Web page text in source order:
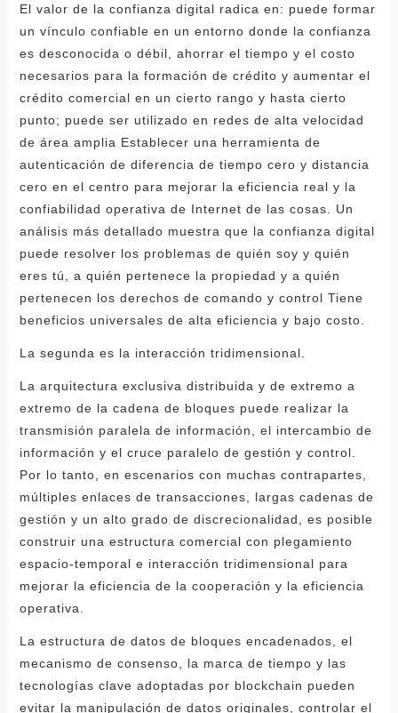
El valor de la confianza digital radica en: puede formar
un vínculo confiable en un entorno donde la confianza
es desconocida o débil, ahorrar el tiempo y el costo
necesarios para la formación de crédito y aumentar el
crédito comercial en un cierto rango y hasta cierto
punto; puede ser utilizado en redes de alta velocidad
de área amplia Establecer una herramienta de
autenticación de diferencia de tiempo cero y distancia
cero en el centro para mejorar la eficiencia real y la
confiabilidad operativa de Internet de las cosas. Un
análisis más detallado muestra que la confianza digital
puede resolver los problemas de quién soy y quién
eres tú, a quién pertenece la propiedad y a quién
pertenecen los derechos de comando y control Tiene
beneficios universales de alta eficiencia y bajo costo.
La segunda es la interacción tridimensional.
La arquitectura exclusiva distribuida y de extremo a
extremo de la cadena de bloques puede realizar la
transmisión paralela de información, el intercambio de
información y el cruce paralelo de gestión y control.
Por lo tanto, en escenarios con muchas contrapartes,
múltiples enlaces de transacciones, largas cadenas de
gestión y un alto grado de discrecionalidad, es posible
construir una estructura comercial con plegamiento
espacio-temporal e interacción tridimensional para
mejorar la eficiencia de la cooperación y la eficiencia
operativa.
La estructura de datos de bloques encadenados, el
mecanismo de consenso, la marca de tiempo y las
tecnologías clave adoptadas por blockchain pueden
evitar la manipulación de datos originales, controlar el